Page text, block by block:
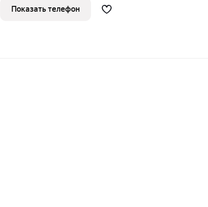
спальне 14 кв.м есть кладовая для постельного белья), кухня - 11
Показать телефон